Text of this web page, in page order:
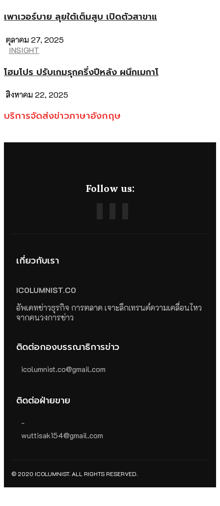
เพาเวอร์บาย ลุยใต้เต็มสูบ เปิดตัวสาขาแ
ตุลาคม 27, 2025
INSIGHT
โฮมโปร ปรับเกมรุกครึ่งปีหลัง ผนึกเมกาโ
สิงหาคม 22, 2025
บริการจัดส่งข่าวภาษาอังกฤษ
Follow us:
เกี่ยวกับเรา
ICOLUMNIST.CO
อัพเดทข่าวธุรกิจ การตลาด เจาะลึกเทรนด์ความเคลื่อนไหว
จากคนวงการข่าว
ติดต่อกองบรรณาธิการข่าว
icolumnist.co@gmail.com
ติดต่อฝ่ายขาย
-
wuttisak154@gmail.com
© 2020 ICOLUMNIST. ALL RIGHTS RESERVED.